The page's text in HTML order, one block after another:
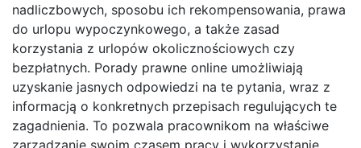
nadliczbowych, sposobu ich rekompensowania, prawa
do urlopu wypoczynkowego, a także zasad
korzystania z urlopów okolicznościowych czy
bezpłatnych. Porady prawne online umożliwiają
uzyskanie jasnych odpowiedzi na te pytania, wraz z
informacją o konkretnych przepisach regulujących te
zagadnienia. To pozwala pracownikom na właściwe
zarządzanie swoim czasem pracy i wykorzystanie